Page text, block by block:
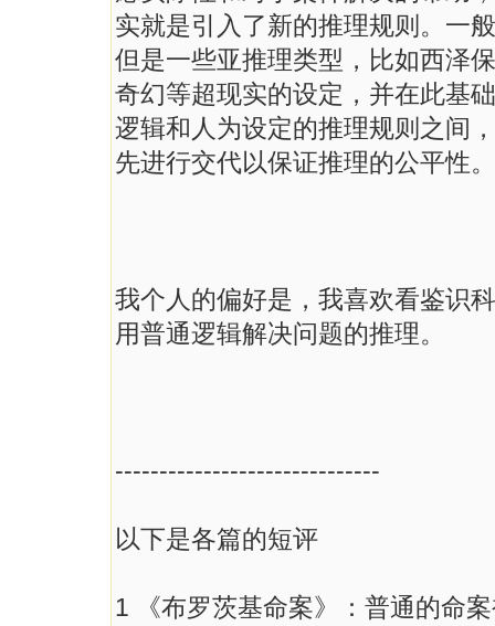
实就是引入了新的推理规则。一
但是一些亚推理类型，比如西泽
奇幻等超现实的设定，并在此基
逻辑和人为设定的推理规则之间
先进行交代以保证推理的公平性。
我个人的偏好是，我喜欢看鉴识
用普通逻辑解决问题的推理。
------------------------------
以下是各篇的短评
1 《布罗茨基命案》：普通的命